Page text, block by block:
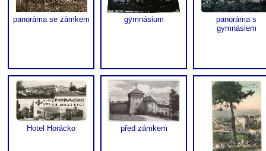
panoráma se zámkem gymnásium
panoráma s
gymnásiem
Hotel Horácko před zámkem